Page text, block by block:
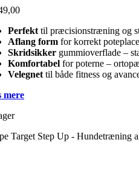
Perfekt til præcisionstræning og
Aflang form for korrekt
Skridsikker gummioverflade –
Komfortabel for poterne –
Velegnet til både fitness og
mere
Target Step Up - Hundetræning